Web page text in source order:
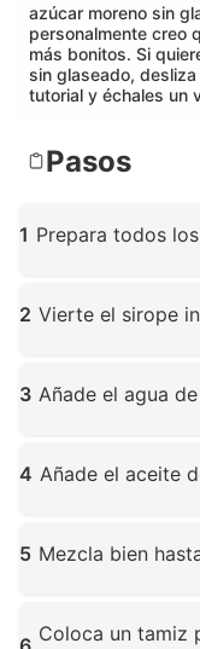
azúcar moreno sin
personalmente creo
más bonitos. Si
sin glaseado,
tutorial y échales un
Pasos
1 Prepara todos
2 Vierte el sirope
3 Añade el agua
4 Añade el aceite
5 Mezcla bien
Coloca un tamiz